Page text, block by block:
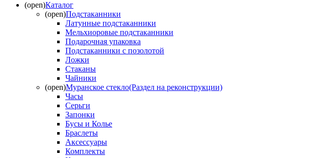
(open)Каталог
(open)Подстаканники
Латунные подстаканники
Мельхиоровые подстаканники
Подарочная упаковка
Подстаканники с позолотой
Ложки
Стаканы
Чайники
(open)Муранское стекло(Раздел на реконструкции)
Часы
Серьги
Запонки
Бусы и Колье
Браслеты
Аксессуары
Комплекты